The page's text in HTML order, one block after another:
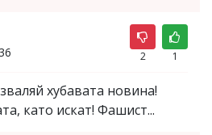
2 1
хубавата новина!
като искат! Фашист...